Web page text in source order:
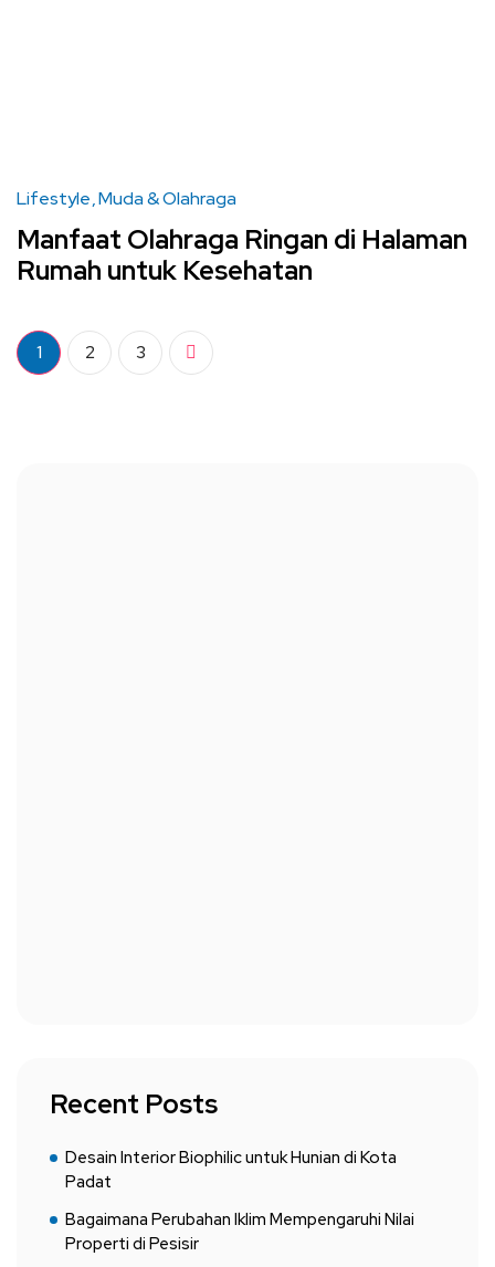
Lifestyle Muda & Olahraga
Manfaat Olahraga Ringan di Halaman
Rumah untuk Kesehatan
1 2 3
Recent Posts
Desain Interior Biophilic untuk Hunian di Kota
Padat
Bagaimana Perubahan Iklim Mempengaruhi Nilai
Properti di Pesisir